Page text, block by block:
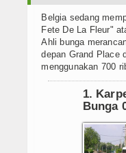
Download
Agenda
Data Alumni
Belgia sedang
Fete De La Fleur"
Ahli bunga
depan Grand Place
menggunakan 700
1.
Bunga